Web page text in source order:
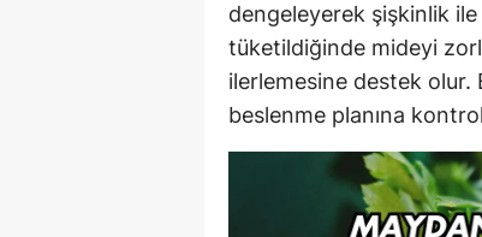
dengeleyerek şişkinlik ile
tüketildiğinde mideyi
ilerlemesine destek olur.
beslenme planına